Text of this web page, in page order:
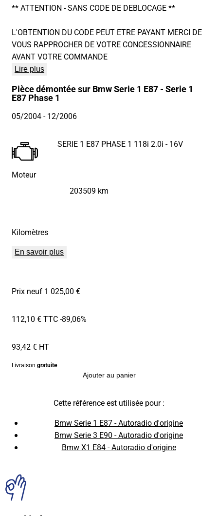
** ATTENTION - SANS CODE DE DEBLOCAGE **
L'OBTENTION DU CODE PEUT ETRE PAYANT MERCI DE
VOUS RAPPROCHER DE VOTRE CONCESSIONNAIRE
AVANT VOTRE COMMANDE
Lire plus
Pièce démontée sur Bmw Serie 1 E87 - Serie 1
E87 Phase 1
05/2004- 12/2006
Moteur
SERIE 1 E87 PHASE 1 118i 2.0i - 16V
Kilomètres
203509 km
En savoir plus
Prix neuf 1 025,00 €
112,10 € TTC-89,06%
93,42 € HT
Livraison gratuite
Ajouter au panier
Cette référence est utilisée pour :
Bmw Serie 1 E87 - Autoradio d'origine
Bmw Serie 3 E90 - Autoradio d'origine
Bmw X1 E84 - Autoradio d'origine